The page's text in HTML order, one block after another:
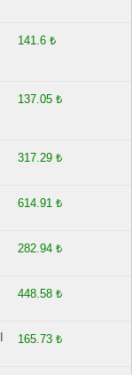
141.6 ₺
137.05 ₺
317.29 ₺
614.91 ₺
282.94 ₺
448.58 ₺
165.73 ₺